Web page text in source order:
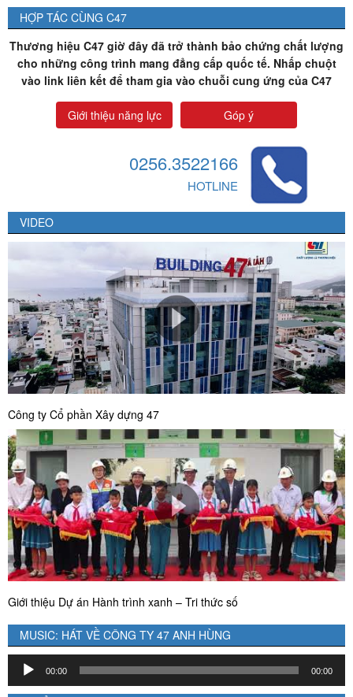
HỢP TÁC CÙNG C47
Thương hiệu C47 giờ đây đã trở thành bảo chứng chất lượng
cho những công trình mang đẳng cấp quốc tế. Nhấp chuột
vào link liên kết để tham gia vào chuỗi cung ứng của C47
Giới thiệu năng lực Góp ý
0256.3522166
HOTLINE
VIDEO
Công ty Cổ phần Xây dựng 47
Giới thiệu Dự án Hành trình xanh – Tri thức số
MUSIC: HÁT VỀ CÔNG TY 47 ANH HÙNG
Trình
chơi
00:00 00:00